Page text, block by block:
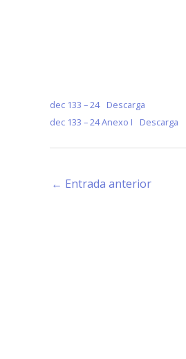
dec 133 – 24
Descarga
dec 133 – 24 Anexo I
Descarga
← Entrada anterior